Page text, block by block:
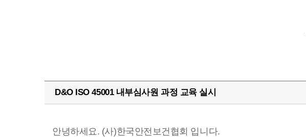
D&O ISO 45001 내부심사원 과정 교육 실시
안녕하세요. (사)한국안전보건협회 입니다.